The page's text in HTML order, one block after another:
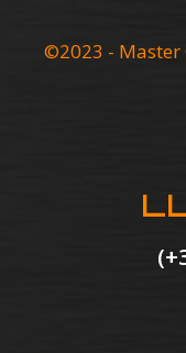
©2023 - Master